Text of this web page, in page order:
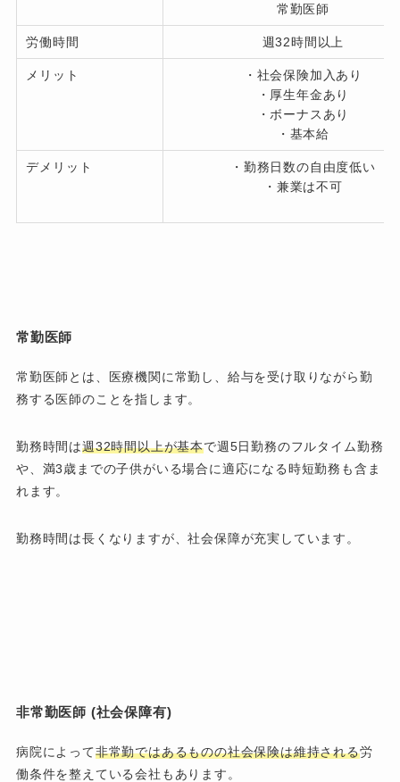
常勤医師
労働時間 週32時間以上
メリット
・社会保険加入あり
・厚生年金あり
・ボーナスあり
・基本給
デメリット
・勤務日数の自由度低い
・兼業は不可
常勤医師
常勤医師とは、医療機関に常勤し、給与を受け取りながら勤
務する医師のことを指します。
勤務時間は週32時間以上が基本で週5日勤務のフルタイム勤務
や、満3歳までの子供がいる場合に適応になる時短勤務も含ま
れます。
勤務時間は長くなりますが、社会保障が充実しています。
非常勤医師 (社会保障有)
病院によって非常勤ではあるものの社会保険は維持される労
働条件を整えている会社もあります。